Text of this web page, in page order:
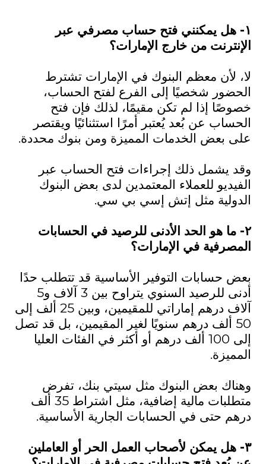
١- هل يمكنني فتح حساب مصرفي عبر
الإنترنت من خارج الإمارات؟
لا، لأن معظم البنوك في الإمارات تشترط
الحضور شخصيًا إلى الفرع لفتح الحساب،
خصوصًا إذا لم تكن مقيمًا، لذلك فإن فتح
الحساب عن بُعد يُعتبر أمرًا استثنائيًا ويقتصر
على بعض الخدمات المميزة ومن بنوك محددة.
وقد يشمل ذلك إجراءات فتح الحساب عبر
الفيديو للعملاء المعتمدين لدى بعض البنوك
الدولية مثل إتش إسي بي سي.
٢- ما هو الحد الأدنى للرصيد في الحسابات
المصرفية في الإمارات؟
بعض حسابات التوفير الأساسية قد تتطلب حدًا
أدنى للرصيد السنوي يتراوح بين 3 آلاف و5
آلاف درهم إماراتي للمقيمين، وبين 25 ألف إلى
50 ألف درهم سنويًا لغير المقيمين، بل قد تصل
إلى 100 ألف درهم أو أكثر في الفئات العليا
المميزة.
وهناك بعض البنوك مثل سيتي بنك، تفرض
متطلبات مالية إضافية، مثل اشتراط 35 ألف
درهم حتى في الحسابات الجارية الأساسية.
٣- هل يمكن لأصحاب العمل الحر أو العاملين